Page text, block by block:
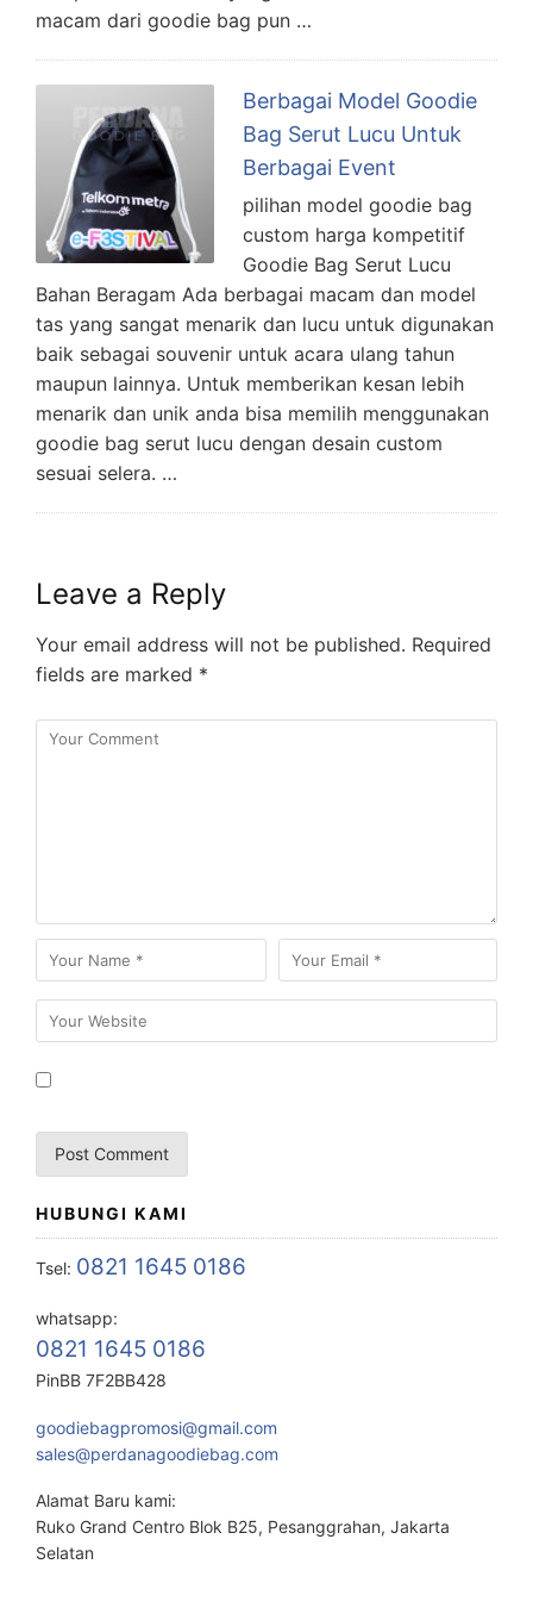
macam dari goodie bag pun …
Berbagai Model Goodie
Bag Serut Lucu Untuk
Berbagai Event
pilihan model goodie bag
custom harga kompetitif
Goodie Bag Serut Lucu
Bahan Beragam Ada berbagai macam dan model
tas yang sangat menarik dan lucu untuk digunakan
baik sebagai souvenir untuk acara ulang tahun
maupun lainnya. Untuk memberikan kesan lebih
menarik dan unik anda bisa memilih menggunakan
goodie bag serut lucu dengan desain custom
sesuai selera. …
Leave a Reply
Your email address will not be published. Required
fields are marked *
HUBUNGI KAMI
Tsel: 0821 1645 0186
whatsapp:
0821 1645 0186
PinBB 7F2BB428
goodiebagpromosi@gmail.com
sales@perdanagoodiebag.com
Alamat Baru kami:
Ruko Grand Centro Blok B25, Pesanggrahan, Jakarta
Selatan